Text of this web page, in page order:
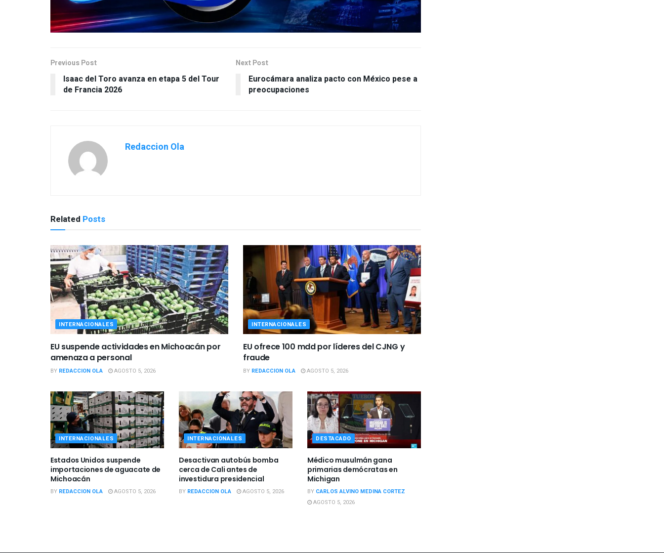
Previous Post
Isaac del Toro avanza en etapa 5 del Tour
de Francia 2026
Next Post
Eurocámara analiza pacto con México pese a
preocupaciones
Redaccion Ola
Related Posts
INTERNACIONALES
EU suspende actividades en Michoacán por
amenaza a personal
BY REDACCION OLA AGOSTO 5, 2026
INTERNACIONALES
EU ofrece 100 mdd por líderes del CJNG y
fraude
BY REDACCION OLA AGOSTO 5, 2026
INTERNACIONALES
Estados Unidos suspende
importaciones de aguacate de
Michoacán
BY REDACCION OLA AGOSTO 5, 2026
INTERNACIONALES
Desactivan autobús bomba
cerca de Cali antes de
investidura presidencial
BY REDACCION OLA AGOSTO 5, 2026
DESTACADO
Médico musulmán gana
primarias demócratas en
Michigan
BY CARLOS ALVINO MEDINA CORTEZ
AGOSTO 5, 2026